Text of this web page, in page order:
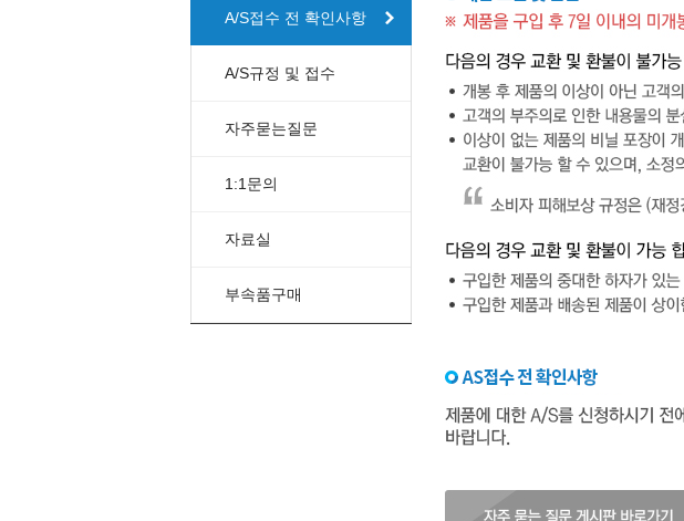
A/S접수 전 확인사항
A/S규정 및 접수
자주묻는질문
1:1문의
자료실
부속품구매